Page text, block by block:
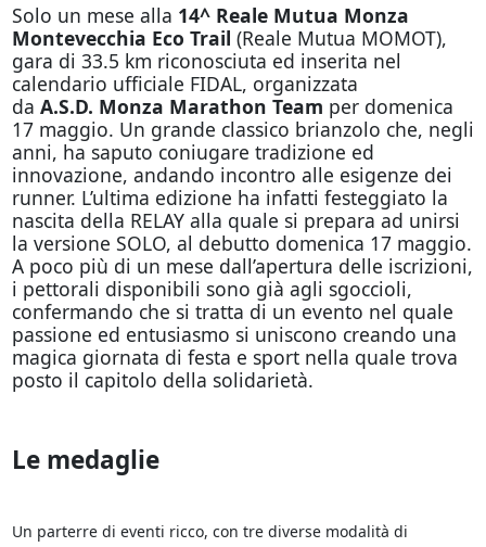
Solo un mese alla 14^ Reale Mutua Monza
Montevecchia Eco Trail (Reale Mutua MOMOT),
gara di 33.5 km riconosciuta ed inserita nel
calendario ufficiale FIDAL, organizzata
da A.S.D. Monza Marathon Team per domenica
17 maggio. Un grande classico brianzolo che, negli
anni, ha saputo coniugare tradizione ed
innovazione, andando incontro alle esigenze dei
runner. L’ultima edizione ha infatti festeggiato la
nascita della RELAY alla quale si prepara ad unirsi
la versione SOLO, al debutto domenica 17 maggio.
A poco più di un mese dall’apertura delle iscrizioni,
i pettorali disponibili sono già agli sgoccioli,
confermando che si tratta di un evento nel quale
passione ed entusiasmo si uniscono creando una
magica giornata di festa e sport nella quale trova
posto il capitolo della solidarietà.
Le medaglie
Un parterre di eventi ricco, con tre diverse modalità di